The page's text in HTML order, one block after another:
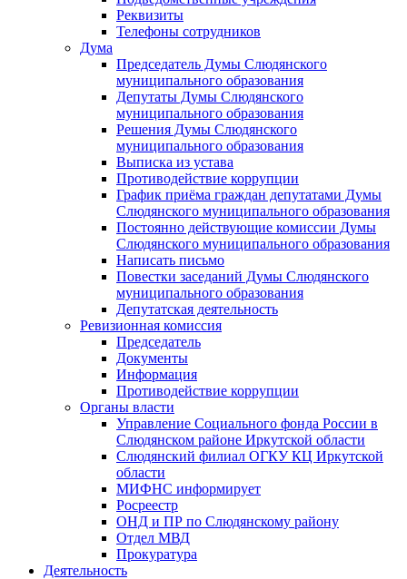
Реквизиты
Телефоны сотрудников
Дума
Председатель Думы Слюдянского
муниципального образования
Депутаты Думы Слюдянского
муниципального образования
Решения Думы Слюдянского
муниципального образования
Выписка из устава
Противодействие коррупции
График приёма граждан депутатами Думы
Слюдянского муниципального образования
Постоянно действующие комиссии Думы
Слюдянского муниципального образования
Написать письмо
Повестки заседаний Думы Слюдянского
муниципального образования
Депутатская деятельность
Ревизионная комиссия
Председатель
Документы
Информация
Противодействие коррупции
Органы власти
Управление Социального фонда России в
Слюдянском районе Иркутской области
Слюдянский филиал ОГКУ КЦ Иркутской
области
МИФНС информирует
Росреестр
ОНД и ПР по Слюдянскому району
Отдел МВД
Прокуратура
Деятельность